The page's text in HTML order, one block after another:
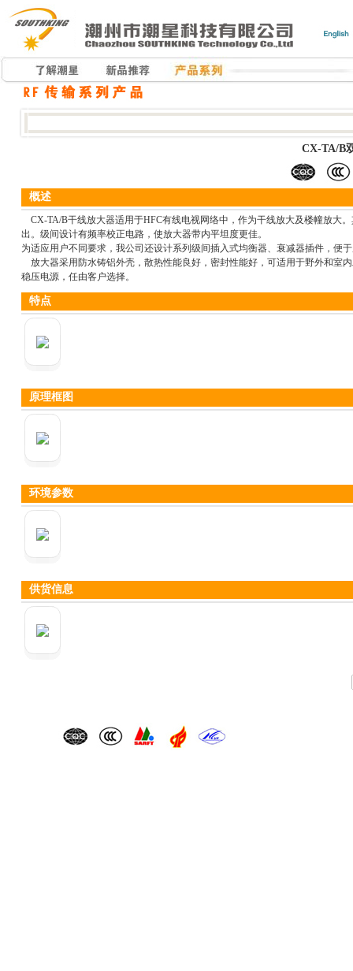
CX-TA/B
概述
CX-TA/B干线放大器适用于HFC有线电视网络中，作为干线放大及楼幢放大
出。级间设计有频率校正电路，使放大器带内平坦度更佳。
为适应用户不同要求，我公司还设计系列级间插入式均衡器、衰减器插件，便
放大器采用防水铸铝外壳，散热性能良好，密封性能好，可适用于野外和室
稳压电源，任由客户选择。
特点
原理框图
环境参数
供货信息